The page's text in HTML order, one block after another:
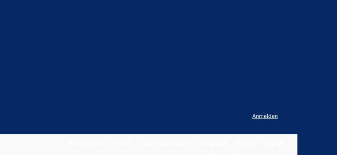
Anmelden